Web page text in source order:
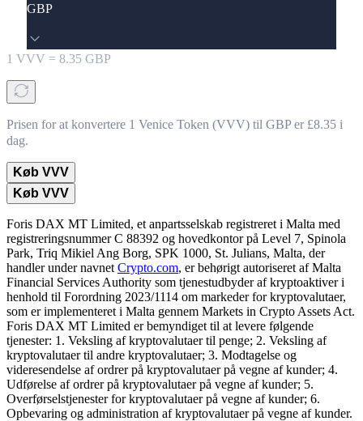
GBP
1 VVV = 8.35 GBP
Prisen for at konvertere 1 Venice Token (VVV) til GBP er £8.35 i
dag.
Køb VVV
Køb VVV
Foris DAX MT Limited, et anpartsselskab registreret i Malta med
registreringsnummer C 88392 og hovedkontor på Level 7, Spinola
Park, Triq Mikiel Ang Borg, SPK 1000, St. Julians, Malta, der
handler under navnet Crypto.com, er behørigt autoriseret af Malta
Financial Services Authority som tjenestudbyder af kryptoaktiver i
henhold til Forordning 2023/1114 om markeder for kryptovalutaer,
som er implementeret i Malta gennem Markets in Crypto Assets Act.
Foris DAX MT Limited er bemyndiget til at levere følgende
tjenester: 1. Veksling af kryptovalutaer til penge; 2. Veksling af
kryptovalutaer til andre kryptovalutaer; 3. Modtagelse og
videresendelse af ordrer på kryptovalutaer på vegne af kunder; 4.
Udførelse af ordrer på kryptovalutaer på vegne af kunder; 5.
Overførselstjenester for kryptovalutaer på vegne af kunder; 6.
Opbevaring og administration af kryptovalutaer på vegne af kunder.